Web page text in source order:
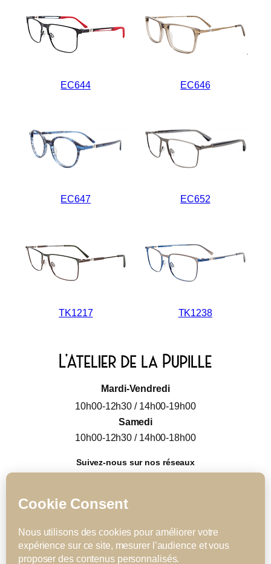
EC644 EC646
EC647 EC652
TK1217 TK1238
Mardi-Vendredi
10h00-12h30 / 14h00-19h00
Samedi
10h00-12h30 / 14h00-18h00
Suivez-nous sur nos réseaux
Collection
Nos services
Actus & Conseils